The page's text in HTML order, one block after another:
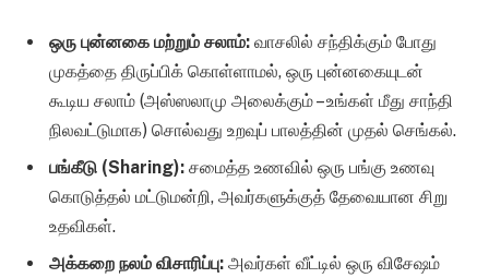
ஒரு புன்னகை மற்றும் சலாம்: வாசலில் சந்திக்கும் போது
முகத்தை திருப்பிக் கொள்ளாமல், ஒரு புன்னகையுடன்
கூடிய சலாம் (அஸ்ஸலாமு அலைக்கும் – உங்கள் மீது சாந்தி
நிலவட்டுமாக) சொல்வது உறவுப் பாலத்தின் முதல் செங்கல்.
பங்கீடு (Sharing): சமைத்த உணவில் ஒரு பங்கு உணவு
கொடுத்தல் மட்டுமன்றி, அவர்களுக்குத் தேவையான சிறு
உதவிகள்.
அக்கறை நலம் விசாரிப்பு: அவர்கள் வீட்டில் ஒரு விசேஷம்